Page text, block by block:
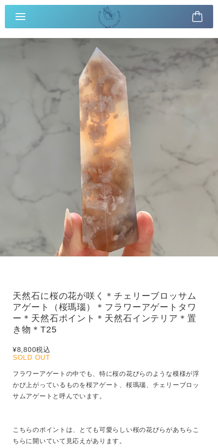
天然石に桜の花が咲く＊チェリーブロッサム
アゲート（桜瑪瑙）＊フラワーアゲートタワ
ー＊天然石ポイント＊天然石インテリア＊置
き物＊T25
¥8,800税込
SOLD OUT
フラワーアゲートの中でも、特に桜の花びらのような模様が浮
かび上がっているものを桜アゲート、桜瑪瑙、チェリーブロッ
サムアゲートと呼んでいます。
こちらのポイントは、とても可愛らしい桜の花びらがあちらこ
ちらに開いていて見応えがあります。